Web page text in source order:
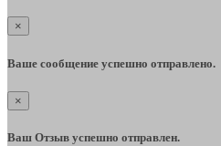
×
Ваше сообщение успешно отправлено.
×
Ваш Отзыв успешно отправлен.